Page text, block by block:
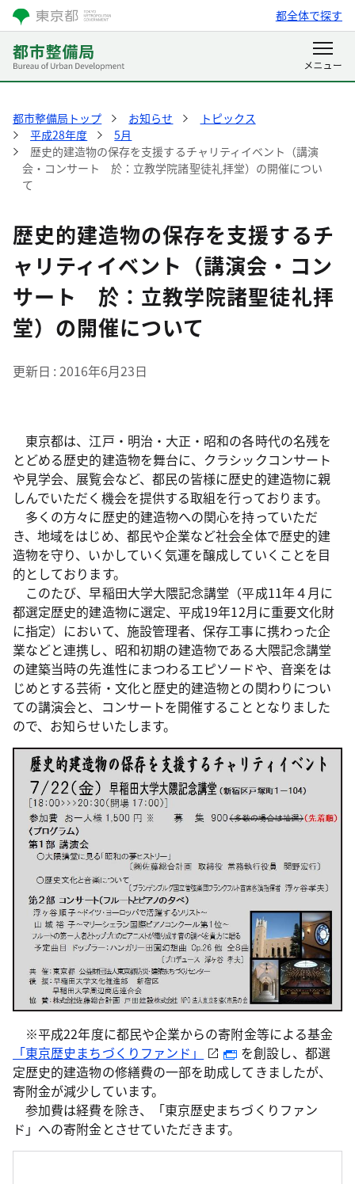
都全体で探す
都市整備局トップ お知らせ
トピックス
平成28年度
5月
歴史的建造物の保存を支援するチャリティイベント（講演
会・コンサート 於：立教学院諸聖徒礼拝堂）の開催につい
て
歴史的建造物の保存を支援するチ
ャリティイベント（講演会・コン
サート 於：立教学院諸聖徒礼拝
堂）の開催について
更新日 2016年6月23日
東京都は、江戸・明治・大正・昭和の各時代の名残を
とどめる歴史的建造物を舞台に、クラシックコンサート
や見学会、展覧会など、都民の皆様に歴史的建造物に親
しんでいただく機会を提供する取組を行っております。
多くの方々に歴史的建造物への関心を持っていただ
き、地域をはじめ、都民や企業など社会全体で歴史的建
造物を守り、いかしていく気運を醸成していくことを目
的としております。
このたび、早稲田大学大隈記念講堂（平成11年４月に
都選定歴史的建造物に選定、平成19年12月に重要文化財
に指定）において、施設管理者、保存工事に携わった企
業などと連携し、昭和初期の建造物である大隈記念講堂
の建築当時の先進性にまつわるエピソードや、音楽をは
じめとする芸術・文化と歴史的建造物との関わりについ
ての講演会と、コンサートを開催することとなりました
ので、お知らせいたします。
※平成22年度に都民や企業からの寄附金等による基金
「東京歴史まちづくりファンド」
を創設し、都選
定歴史的建造物の修繕費の一部を助成してきましたが、
寄附金が減少しています。
参加費は経費を除き、「東京歴史まちづくりファン
ド」への寄附金とさせていただきます。